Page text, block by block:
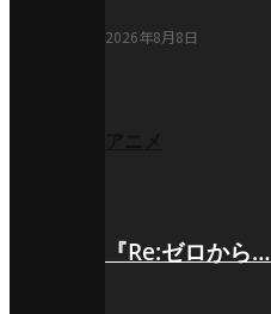
2026年8月8日
『Re:ゼロから…